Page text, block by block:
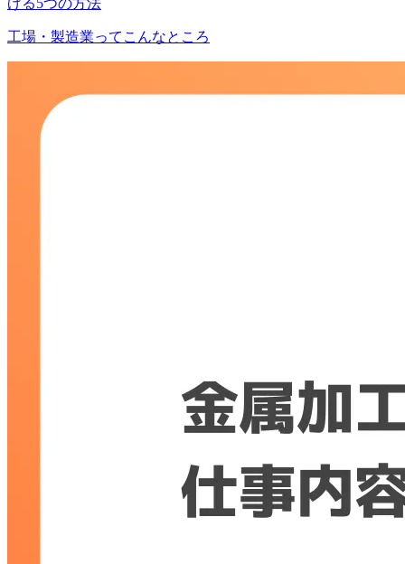
げる5つの方法
工場・製造業ってこんなところ